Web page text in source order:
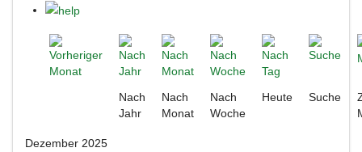
Nach
Jahr
Nach
Monat
Nach
Woche
Heute Suche
Dezember 2025